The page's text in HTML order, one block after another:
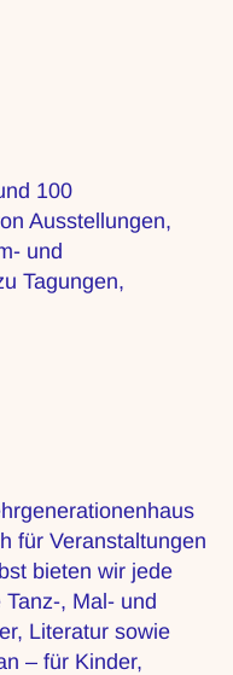
100
Ausstellungen,
und
Tagungen,
für Veranstaltungen
bieten wir jede
, Mal- und
Literatur sowie
– für Kinder,